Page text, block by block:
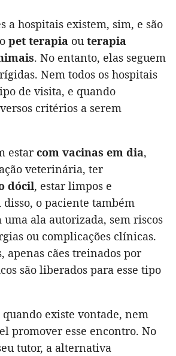
a hospitais existem, sim, e são
pet terapia ou terapia
. No entanto, elas seguem
Nem todos os hospitais
de visita, e quando
critérios a serem
estarcom vacinas em dia,
veterinária, ter
dócil, estar limpos e
disso, o paciente também
uma ala autorizada, sem riscos
ou complicações clínicas.
apenas cães treinados por
são liberados para esse tipo
quando existe vontade, nem
promover esse encontro. No
tutor, a alternativa